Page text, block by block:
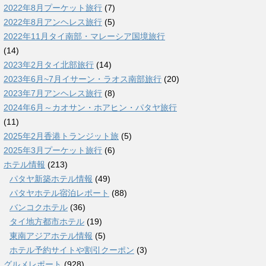
2022年8月プーケット旅行 (7)
2022年8月アンヘレス旅行 (5)
2022年11月タイ南部・マレーシア国境旅行
(14)
2023年2月タイ北部旅行 (14)
2023年6月~7月イサーン・ラオス南部旅行 (20)
2023年7月アンヘレス旅行 (8)
2024年6月～カオサン・ホアヒン・パタヤ旅行
(11)
2025年2月香港トランジット旅 (5)
2025年3月プーケット旅行 (6)
ホテル情報 (213)
パタヤ新築ホテル情報 (49)
パタヤホテル宿泊レポート (88)
バンコクホテル (36)
タイ地方都市ホテル (19)
東南アジアホテル情報 (5)
ホテル予約サイトや割引クーポン (3)